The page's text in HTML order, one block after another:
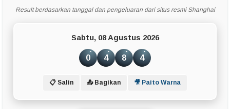
Result berdasarkan tanggal dan pengeluaran dari situs resmi Shanghai
Sabtu, 08 Agustus 2026
0 4 8 4
📋 Salin 📤 Bagikan 🎥 Paito Warna